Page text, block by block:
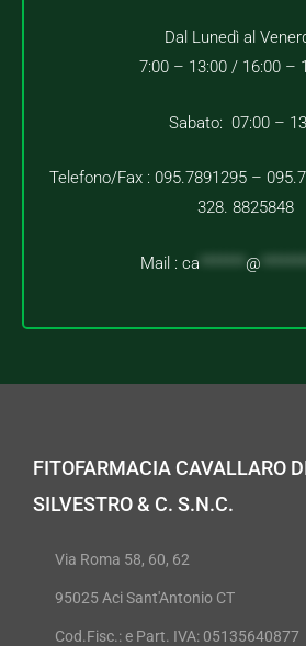
Dal Lunedì
7:00 – 13:00 / 16:00 –
Sabato: 07:00 –
Telefono/Fax : 095.7891295 –
328. 8825848
Mail : ca @
FITOFARMACIA CAVALLARO
SILVESTRO & C. S.N.C.
Via Roma 58, 60, 62
95025 Aci Sant'Antonio CT
Cod.Fisc.: e Part. IVA: 05135640877